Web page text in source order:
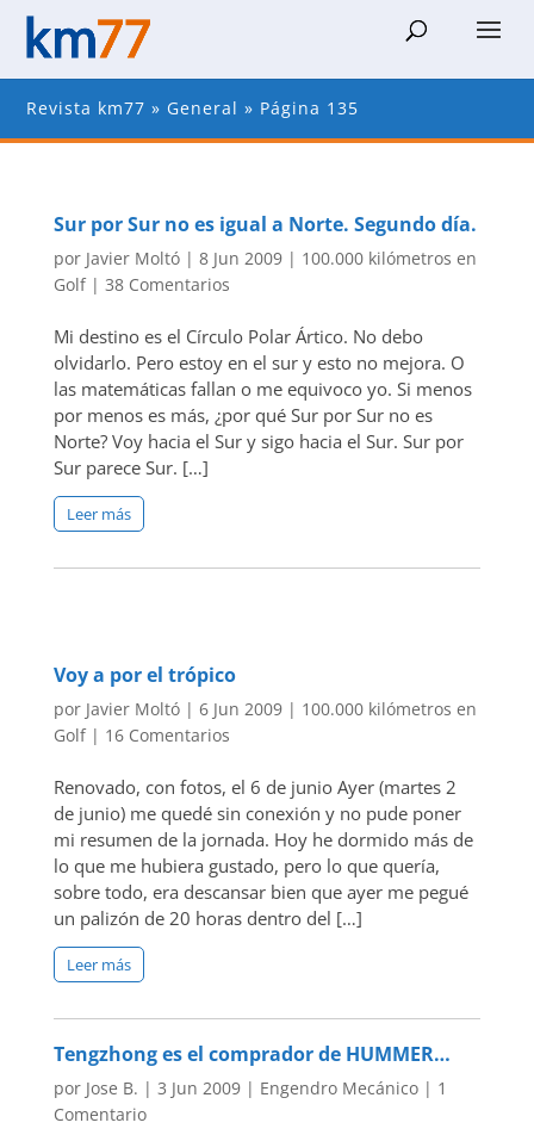
Revista km77 » General » Página 135
Sur por Sur no es igual a Norte. Segundo día.
por Javier Moltó| 8 Jun 2009| 100.000 kilómetros en
Golf| 38 Comentarios
Mi destino es el Círculo Polar Ártico. No debo
olvidarlo. Pero estoy en el sur y esto no mejora. O
las matemáticas fallan o me equivoco yo. Si menos
por menos es más, ¿por qué Sur por Sur no es
Norte? Voy hacia el Sur y sigo hacia el Sur. Sur por
Sur parece Sur. […]
Leer más
Voy a por el trópico
por Javier Moltó| 6 Jun 2009| 100.000 kilómetros en
Golf| 16 Comentarios
Renovado, con fotos, el 6 de junio Ayer (martes 2
de junio) me quedé sin conexión y no pude poner
mi resumen de la jornada. Hoy he dormido más de
lo que me hubiera gustado, pero lo que quería,
sobre todo, era descansar bien que ayer me pegué
un palizón de 20 horas dentro del […]
Leer más
Tengzhong es el comprador de HUMMER…
por Jose B. | 3 Jun 2009| Engendro Mecánico| 1
Comentario